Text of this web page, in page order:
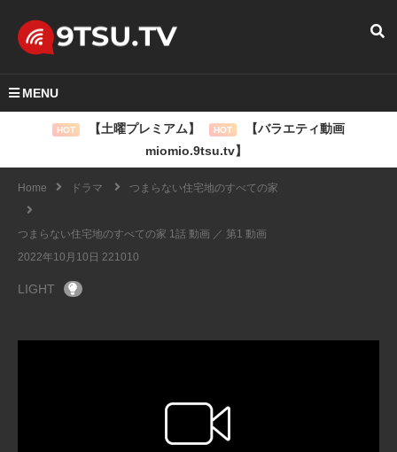
MENU
HOT 【土曜プレミアム】 HOT
【バラエティ動画
miomio.9tsu.tv】
Home ドラマ つまらない住宅地のすべての家
つまらない住宅地のすべての家 1話 動画 ／ 第1 動画
2022年10月10日 221010
LIGHT